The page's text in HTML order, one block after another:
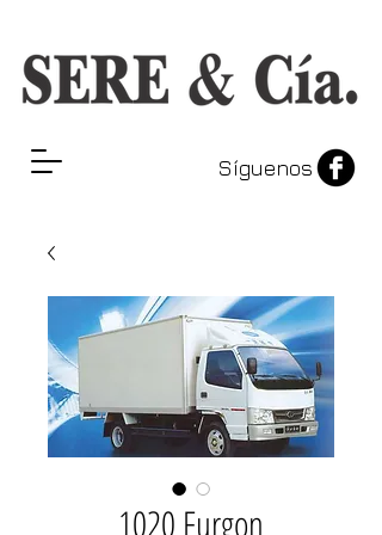
Síguenos
1020 Furgon